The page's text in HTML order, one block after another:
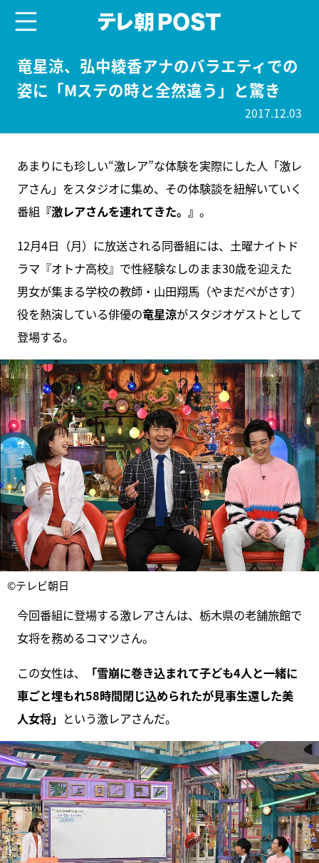
竜星涼、弘中綾香アナのバラエティでの
姿に「Mステの時と全然違う」と驚き
2017.12.03
あまりにも珍しい“激レア”な体験を実際にした人「激レ
アさん」をスタジオに集め、その体験談を紐解いていく
番組 『激レアさんを連れてきた。』 。
12月4日（月）に放送される同番組には、土曜ナイトド
ラマ『オトナ高校』で性経験なしのまま30歳を迎えた
男女が集まる学校の教師・山田翔馬（やまだぺがさす）
役を熱演している俳優の竜星涼がスタジオゲストとして
登場する。
©テレビ朝日
今回番組に登場する激レアさんは、栃木県の老舗旅館で
女将を務めるコマツさん。
この女性は、
「雪崩に巻き込まれて子ども4人と一緒に
車ごと埋もれ58時間閉じ込められたが見事生還した美
人女将」 という激レアさんだ。